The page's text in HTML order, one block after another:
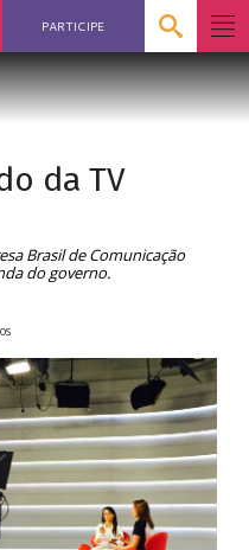
PARTICIPE
da TV
Brasil de Comunicação
do governo.